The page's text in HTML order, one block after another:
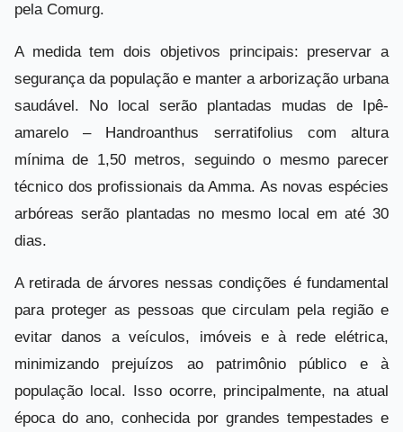
pela Comurg.
A medida tem dois objetivos principais: preservar a
segurança da população e manter a arborização urbana
saudável. No local serão plantadas mudas de Ipê-
amarelo – Handroanthus serratifolius com altura
mínima de 1,50 metros, seguindo o mesmo parecer
técnico dos profissionais da Amma. As novas espécies
arbóreas serão plantadas no mesmo local em até 30
dias.
A retirada de árvores nessas condições é fundamental
para proteger as pessoas que circulam pela região e
evitar danos a veículos, imóveis e à rede elétrica,
minimizando prejuízos ao patrimônio público e à
população local. Isso ocorre, principalmente, na atual
época do ano, conhecida por grandes tempestades e